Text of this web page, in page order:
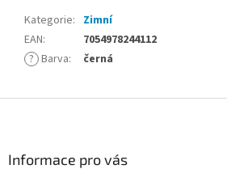
Kategorie: Zimní
EAN:
7054978244112
? Barva: černá
Informace pro vás